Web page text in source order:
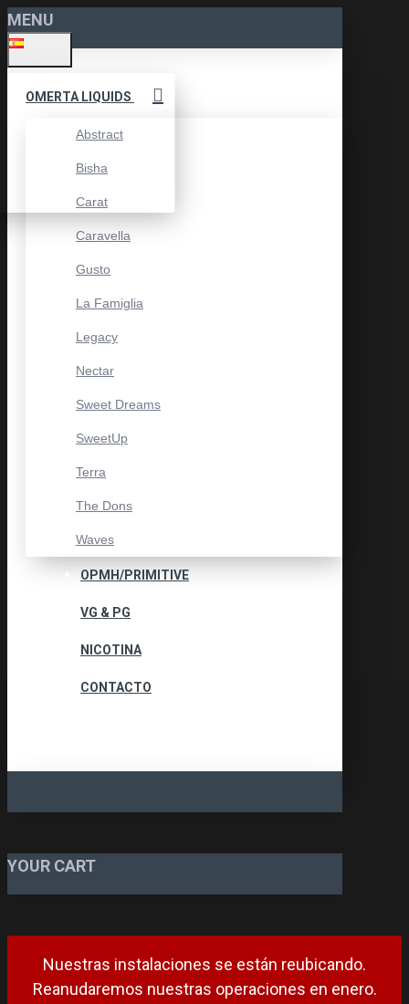
MENU
OMERTA LIQUIDS
Abstract
Bisha
Carat
Caravella
Gusto
La Famiglia
Legacy
Nectar
Sweet Dreams
SweetUp
Terra
The Dons
Waves
OPMH/PRIMITIVE
VG & PG
NICOTINA
CONTACTO
YOUR CART
Nuestras instalaciones se están reubicando.
Reanudaremos nuestras operaciones en enero.